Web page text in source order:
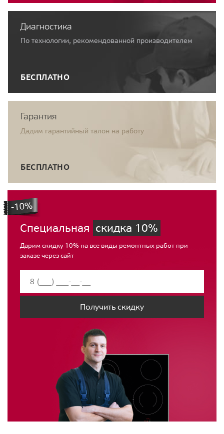
Диагностика
По технологии, рекомендованной производителем
БЕСПЛАТНО
Гарантия
Дадим гарантийный талон на работу
БЕСПЛАТНО
Специальная скидка 10%
Дарим скидку 10% на все виды ремонтных работ при
заказе через сайт
Получить скидку